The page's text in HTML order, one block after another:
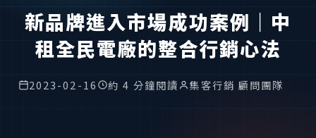
新品牌進入市場成功案例｜中
租全民電廠的整合行銷心法
2023-02-16 約 4 分鐘閱讀 集客行銷 顧問團隊